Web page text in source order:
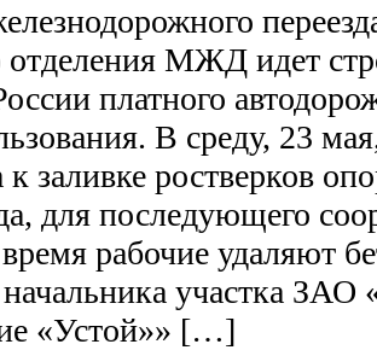
отделения МЖД идет
платного
В среду, 23
к заливке ростверков
для последующего
рабочие удаляют
участка ЗАО
«Устой»» […]